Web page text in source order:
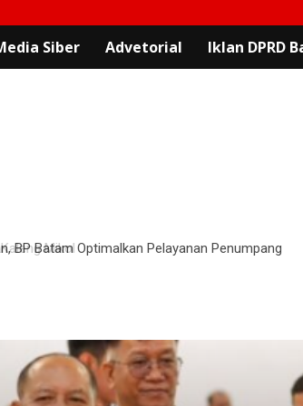
Siber Advetorial Iklan DPRD
BP Batam Optimalkan Pelayanan Penumpang